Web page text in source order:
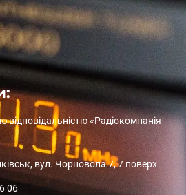
«Радіокомпанія
вул. Чорновола 7, 7 поверх
06